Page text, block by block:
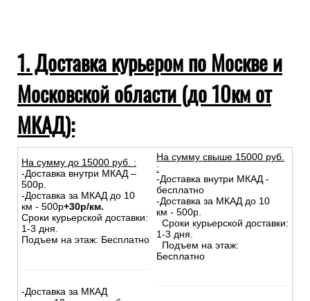
1. Доставка курьером по Москве и
Московской области (до 10км от
МКАД):
На сумму до 15000 руб. :
-Доставка внутри МКАД –
500р.
-Доставка за МКАД до 10
км - 500р+30р/км.
Сроки курьерской доставки:
1-3 дня.
Подъем на этаж: Бесплатно
-Доставка за МКАД
На сумму свыше 15000 руб.
:
-Доставка внутри МКАД -
бесплатно
-Доставка за МКАД до 10
км - 500р.
Сроки курьерской доставки:
1-3 дня.
Подъем на этаж:
Бесплатно